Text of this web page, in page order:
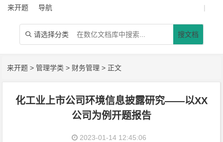
来开题 导航 |
 请选择分类 搜文档
来开题 >管理学类 > 财务管理 > 正文
化工业上市公司环境信息披露研究——以XX
公司为例开题报告
2023-01-14 12:45:06